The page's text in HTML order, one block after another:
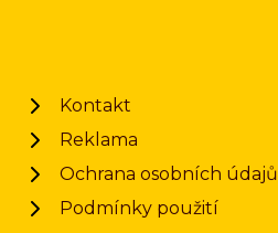
Kontakt
Reklama
Ochrana osobních údajů
Podmínky použití